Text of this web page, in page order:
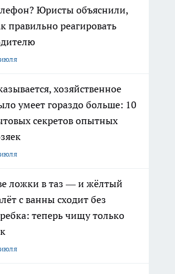
Юристы объяснили,
правильно реагировать
хозяйственное
умеет гораздо больше: 10
секретов опытных
ложки в таз — и жёлтый
с ванны сходит без
теперь чищу только